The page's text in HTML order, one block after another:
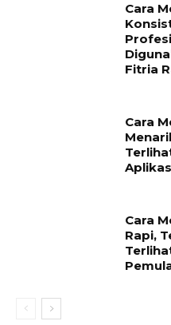
Cara
Fitria
Cara
Cara
Rapi,